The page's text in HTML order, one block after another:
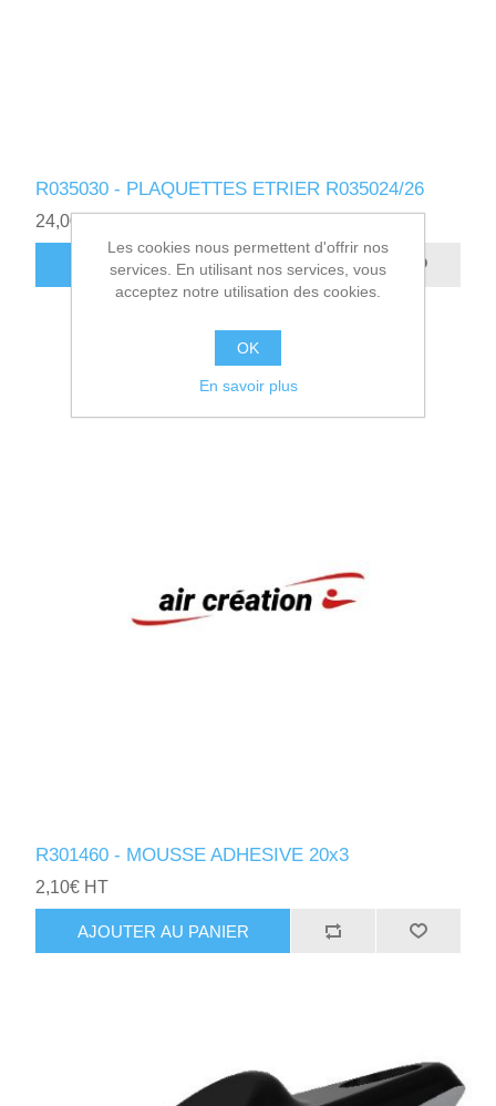
R035030 - PLAQUETTES ETRIER R035024/26
24,00€ HT
AJOUTER AU PANIER
R301460 - MOUSSE ADHESIVE 20x3
2,10€ HT
AJOUTER AU PANIER
Les cookies nous permettent d'offrir nos
services. En utilisant nos services, vous
acceptez notre utilisation des cookies.
OK
En savoir plus